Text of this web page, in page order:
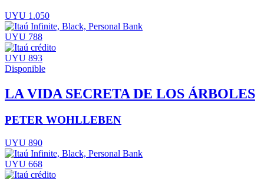
UYU 1.050
UYU 788
UYU 893
Disponible
LA VIDA SECRETA DE LOS ÁRBOLES
PETER WOHLLEBEN
UYU 890
UYU 668